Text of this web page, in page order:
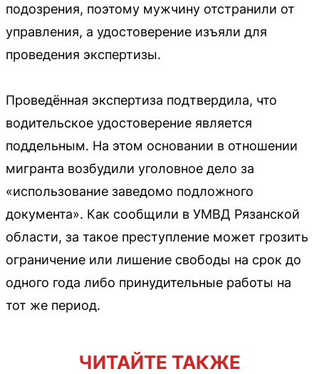
подозрения, поэтому мужчину отстранили от
управления, а удостоверение изъяли для
проведения экспертизы.
Проведённая экспертиза подтвердила, что
водительское удостоверение является
поддельным. На этом основании в отношении
мигранта возбудили уголовное дело за
«использование заведомо подложного
документа». Как сообщили в УМВД Рязанской
области, за такое преступление может грозить
ограничение или лишение свободы на срок до
одного года либо принудительные работы на
тот же период.
ЧИТАЙТЕ ТАКЖЕ